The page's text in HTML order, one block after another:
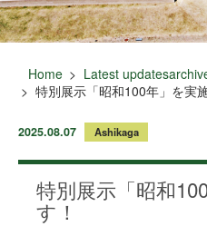
Home
Latest
特別展示「昭和100年」を実
2025.08.07 Ashikaga
特別展示「昭和
す！